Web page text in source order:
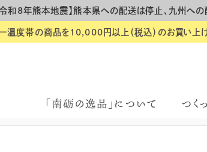
令和8年熊本地震】熊本県への配送は停止、九州へ
温度帯の商品を10,000円以上（税込）のお買い上
「南砺の逸品」について つく